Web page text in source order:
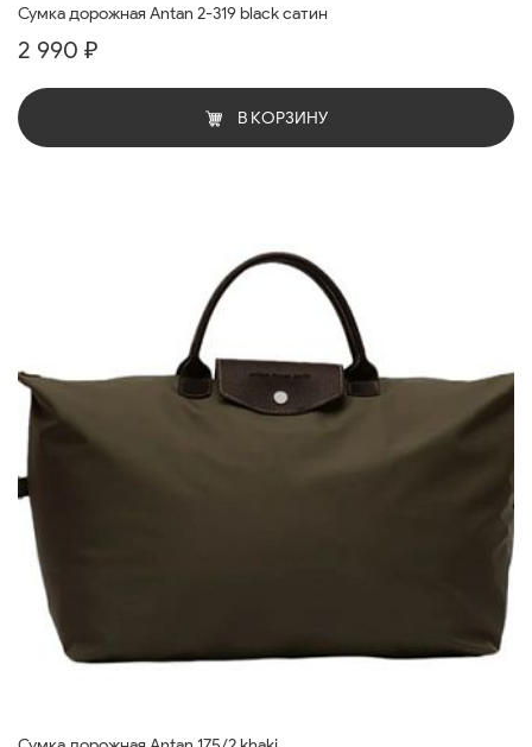
Сумка дорожная Antan 2-319 black сатин
2 990 ₽
В КОРЗИНУ